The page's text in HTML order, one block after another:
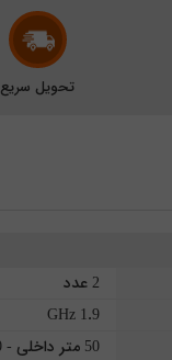
تحویل سریع
2 عدد
1.9 GHz
50 متر داخلی - 300 متر خارجی